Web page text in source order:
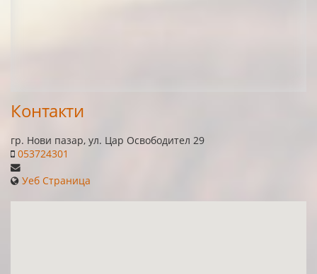
Контакти
гр. Нови пазар, ул. Цар Освободител 29
053724301
Уеб Страница